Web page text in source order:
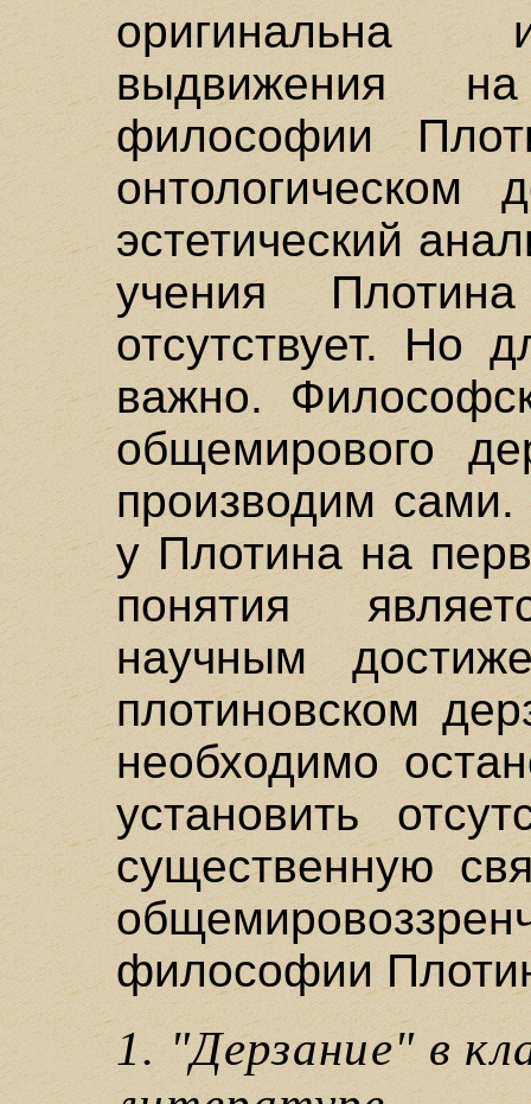
оригинальна
выдвижения
философии
онтологическом
эстетический
учения
отсутствует. Но
важно.
общемирового
производим
у Плотина на
понятия
научным
плотиновском
необходимо
установить
существенную
философии
1. "Дерзание" в